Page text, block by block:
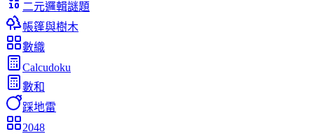
二元邏輯謎題
帳篷與樹木
數織
Calcudoku
數和
踩地雷
2048